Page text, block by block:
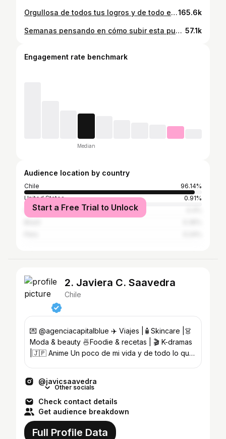
Orgullosa de todos tus logros y de todo este camino recorrido juntos 🥰, amo ver lo feliz que eres haciendo lo que más te gusta, ver y escuchar a la gente reír llena el ❤️. Tienes un gran equipo, cada uno de ellos dando lo mejor para que todo salga perfecto, agradecida y afortunada que ellos cuiden de ti y sean tan profesionales en su trabajo💖. @edocaroemago TE AMO TANTO!❤️ Y ahora espero que se vengan muchos buenos momentos, nuevos éxitos!, Y si vienen malos, que sean poquitos, pero acá estoy, siempre a tu lado❤️🥰165.6k
Semanas pensando en cómo subir esta publicación, no parece real. Febrero fue un mes de muchos miedos, no saber si estaba haciendo lo correcto…con mi Negri ya veníamos luchando con un cáncer que ya estaba haciendo metástasis, tenía que estar atenta al primer signo de dolor que no se pudiese controlar, tenía que dejarla ir 😣… y sin esperarlo mi Leelito 🤍partió primero, se fue rodeada de amor, sin dolor tal y como siempre lo pensamos. Y a los días se fue mi Negri🤍, rodeada de amor y sin dolor también. Que ganas de haber encontrado antes a mi Leelito (ya que era viejita cuando la recogimos de la calle) y que ganas de haber salvado a mi Negri de ese cáncer 😖 Aún con toda la pena que tengo y que sé que nunca se va a ir, agradezco cada día que las tuve en mi vida ❤️. No son solo un perro y un gato. Son Mi Leelito❤️ y Mi Negri❤️ 57.1k
Engagement rate benchmark
Median
Audience location by country
Chile
96.14%
United States
0.91%
Argentina
Start a Free Trial to Unlock
2. Javiera C. Saavedra
Chile
💌 @agenciacapitalblue ✈️ Viajes |🧴Skincare |👗
Moda & beauty 🍜Foodie & recetas | 🎬 K-dramas
|🇯🇵 Anime Un poco de mi vida y de todo lo que
@javicsaavedra
Other socials
Check contact details
Get audience breakdown
Full Profile Data